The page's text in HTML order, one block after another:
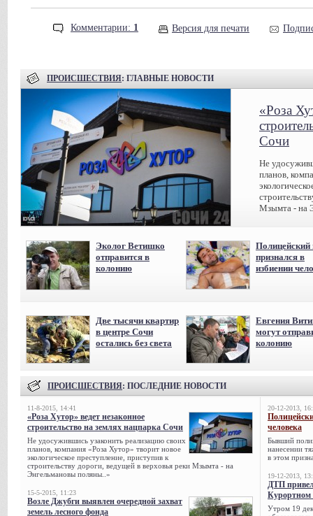
Комментарии: 1 Версия для печати
ПРОИСШЕСТВИЯ: ГЛАВНЫЕ НОВОСТИ
«Роза
Сочи
Не
планов,
Мзымта - на
Эколог Ветишко
отправится в
колонию
Полицейский
признался в
избиении
Две тысячи квартир
в центре Сочи
остались без света
Евгения
могут
колонию
ПРОИСШЕСТВИЯ: ПОСЛЕДНИЕ НОВОСТИ
11-8-2015, 14:41
«Роза Хутор» ведет незаконное
строительство на землях нацпарка Сочи
Не удосужившись узаконить реализацию своих
планов, компания «Роза Хутор» творит новое
экологическое преступление, приступив к
строительству дороги, ведущей в верховья реки Мзымта - на
Энгельмановы поляны..»
15-5-2015, 11:23
Возле Джубги выявлен очередной захват
земель лесного фонда
20-12-2013,
человека
Бывший
нанесении
в этом
19-12-2013,
ДТП
Курортном
Утром 19